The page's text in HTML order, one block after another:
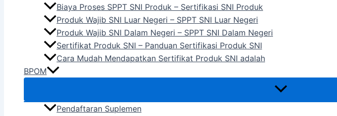
Biaya Proses SPPT SNI Produk – Sertifikasi SNI Produk
Produk Wajib SNI Luar Negeri – SPPT SNI Luar Negeri
Produk Wajib SNI Dalam Negeri – SPPT SNI Dalam Negeri
Sertifikat Produk SNI – Panduan Sertifikasi Produk SNI
Cara Mudah Mendapatkan Sertifikat Produk SNI adalah
BPOM
Pendaftaran Suplemen